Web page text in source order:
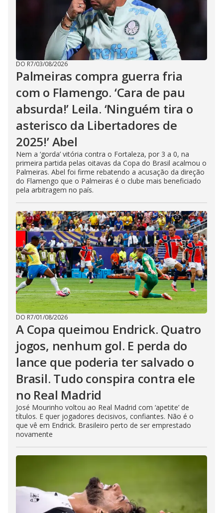
DO R7/03/08/2026
Palmeiras compra guerra fria
com o Flamengo. ‘Cara de pau
absurda!’ Leila. ‘Ninguém tira o
asterisco da Libertadores de
2025!’ Abel
Nem a ‘gorda’ vitória contra o Fortaleza, por 3 a 0, na
primeira partida pelas oitavas da Copa do Brasil acalmou o
Palmeiras. Abel foi firme rebatendo a acusação da direção
do Flamengo que o Palmeiras é o clube mais beneficiado
pela arbitragem no país.
DO R7/01/08/2026
A Copa queimou Endrick. Quatro
jogos, nenhum gol. E perda do
lance que poderia ter salvado o
Brasil. Tudo conspira contra ele
no Real Madrid
José Mourinho voltou ao Real Madrid com ‘apetite’ de
títulos. E quer jogadores decisivos, confiantes. Não é o
que vê em Endrick. Brasileiro perto de ser emprestado
novamente